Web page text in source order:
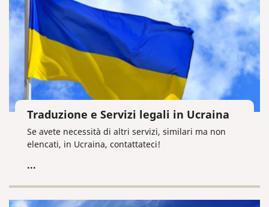
Traduzione e Servizi legali in Ucraina
Se avete necessità di altri servizi, similari ma non
elencati, in Ucraina, contattateci!
...